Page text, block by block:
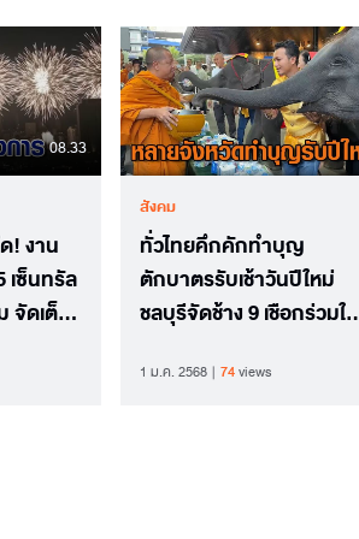
08.33
! งาน
เซ็นทรัล
จัดเต็ม
สังคม
ทั่วไทยคึกคักทำบุญ
ตักบาตรรับเช้าวันปีใหม่
ชลบุรีจัดช้าง 9 เชือกร่วมใส่
1 ม.ค. 2568 74views